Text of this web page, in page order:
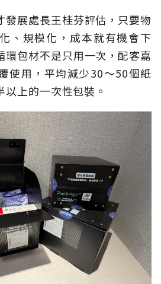
發展處長王桂芬評估，只要物
、規模化，成本就有機會下
環包材不是只用一次，配客嘉
使用，平均減少30～50個紙
上的一次性包裝。